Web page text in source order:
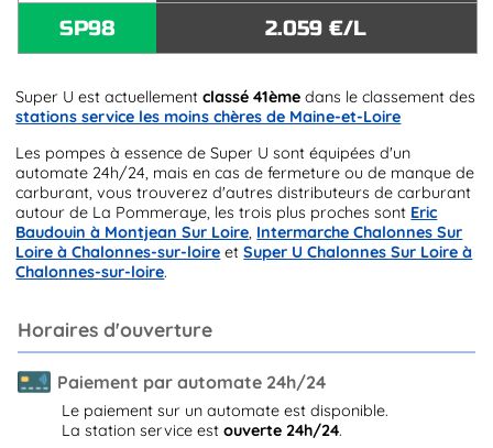
SP98
2.059 €/L
Super U est actuellementclassé 41ème dans le classement des
stations service les moins chères de Maine-et-Loire
Les pompes à essence de Super U sont équipées d'un
automate 24h/24, mais en cas de fermeture ou de manque de
carburant, vous trouverez d'autres distributeurs de carburant
autour de La Pommeraye, les trois plus proches sont Eric
Baudouin à Montjean Sur Loire, Intermarche Chalonnes Sur
Loire à Chalonnes-sur-loire etSuper U Chalonnes Sur Loire à
Chalonnes-sur-loire.
Horaires d'ouverture
Paiement par automate 24h/24
Le paiement sur un automate est disponible.
La station service est ouverte 24h/24.